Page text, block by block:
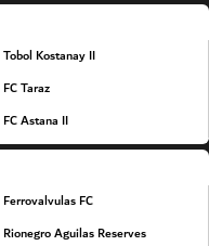
Tobol Kostanay II
FC Taraz
FC Astana II
Ferrovalvulas FC
Rionegro Aguilas Reserves